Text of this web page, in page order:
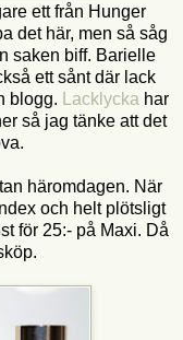
ett från Hunger
det här, men så såg
saken biff. Barielle
ett sånt där lack
blogg.
Lacklycka har
så jag tänke att det
häromdagen. När
och helt plötsligt
för 25:- på Maxi. Då